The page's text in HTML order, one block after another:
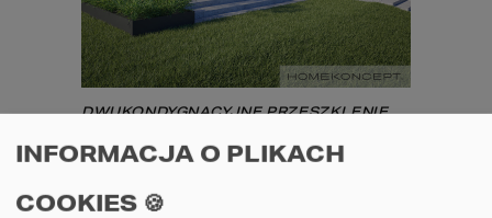
DWUKONDYGNACYJNE PRZESZKLENIE
NIEBIESZCZAŃSKI
INFORMACJA O PLIKACH
COOKIES 🍪